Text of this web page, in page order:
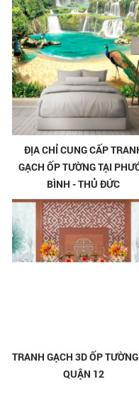
ĐỊA CHỈ CUNG CẤP
GẠCH ỐP TƯỜNG TẠI
BÌNH - THỦ ĐỨC
TRANH GẠCH 3D ỐP
QUẬN 12